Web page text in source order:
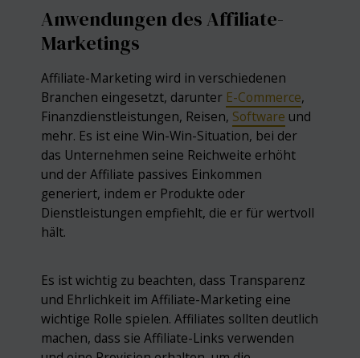
Anwendungen des Affiliate-
Marketings
Affiliate-Marketing wird in verschiedenen
Branchen eingesetzt, darunter E-Commerce,
Finanzdienstleistungen, Reisen, Software und
mehr. Es ist eine Win-Win-Situation, bei der
das Unternehmen seine Reichweite erhöht
und der Affiliate passives Einkommen
generiert, indem er Produkte oder
Dienstleistungen empfiehlt, die er für wertvoll
hält.
Es ist wichtig zu beachten, dass Transparenz
und Ehrlichkeit im Affiliate-Marketing eine
wichtige Rolle spielen. Affiliates sollten deutlich
machen, dass sie Affiliate-Links verwenden